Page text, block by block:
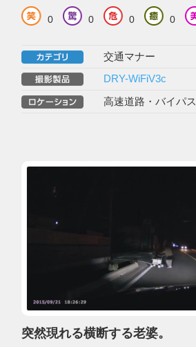
0 0 0 0
交通マナー
DRY-WiFiV3c
高速道路・バイパス
突然現れる横断する老婆。